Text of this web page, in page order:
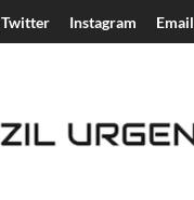
Twitter Instagram Email